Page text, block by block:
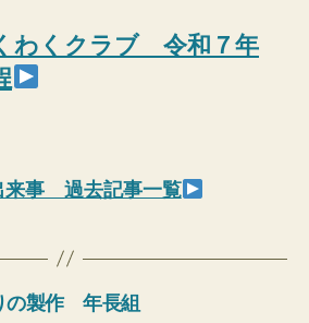
わくクラブ 令和７年
来事 過去記事一覧
の製作 年長組